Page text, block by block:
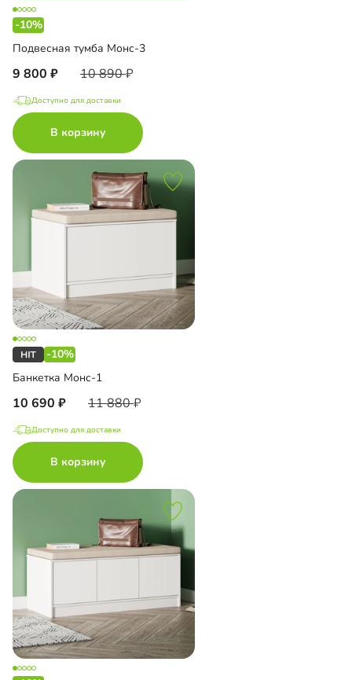
-10%
Подвесная тумба Монс-3
9 800 10 890
Доступно для доставки
В корзину
-10%
Банкетка Монс-1
10 690 11 880
Доступно для доставки
В корзину